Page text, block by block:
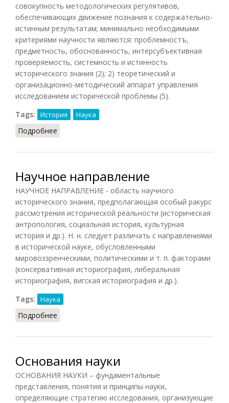
совокупность методологических регулятивов,
обеспечивающих движение познания к содержательно-
истинным результатам; минимально необходимыми
критериями научности являются: проблемностъ,
предметность, обоснованность, интерсубъективная
проверяемость, системность и истинность
исторического знания (2); 2) теоретический и
организационно-методический аппарат управления
исследованием исторической проблемы (5).
Tags:
История Наука
Подробнее
Научное направление
НАУЧНОЕ НАПРАВЛЕНИЕ - область научного
исторического знания, предполагающая особый ракурс
рассмотрения исторической реальности (историческая
антропология, социальная история, культурная
история и др.). Н. н. следует различать с направлениями
в исторической науке, обусловленными
мировоззренческими, политическими и т. п. факторами
(консервативная историография, либеральная
историография, вигская историография и др.).
Tags:
Наука
Подробнее
Основания науки
ОСНОВАНИЯ НАУКИ – фундаментальные
представления, понятия и принципы науки,
определяющие стратегию исследования, организующие